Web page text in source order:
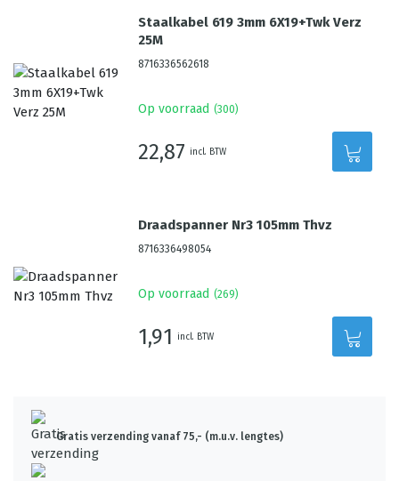
Staalkabel 619 3mm 6X19+Twk Verz
25M
8716336562618
Op voorraad (300)
22,87 incl. BTW
Draadspanner Nr3 105mm Thvz
8716336498054
Op voorraad (269)
1,91 incl. BTW
Gratis verzending vanaf 75,- (m.u.v. lengtes)